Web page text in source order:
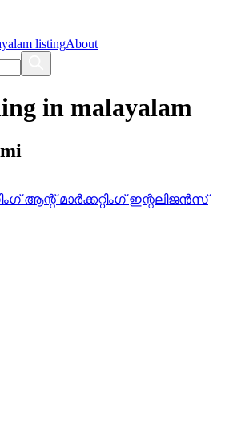
listingAbout
in malayalam
മാര്‍ക്കറ്റിംഗ്‌ ഇന്റലിജന്‍സ്